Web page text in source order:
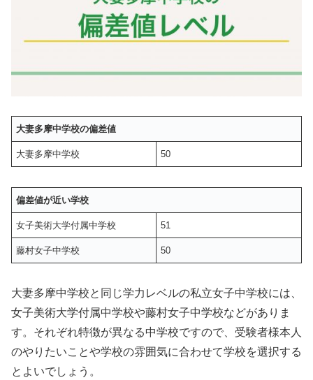
大妻多摩中学校の偏差値
大妻多摩中学校 50
偏差値が近い学校
女子美術大学付属中学校 51
藤村女子中学校 50
大妻多摩中学校と同じ学力レベルの私立女子中学校には、
女子美術大学付属中学校や藤村女子中学校などがありま
す。それぞれ特徴が異なる中学校ですので、受験者様本人
のやりたいことや学校の雰囲気に合わせて学校を選択する
とよいでしょう。